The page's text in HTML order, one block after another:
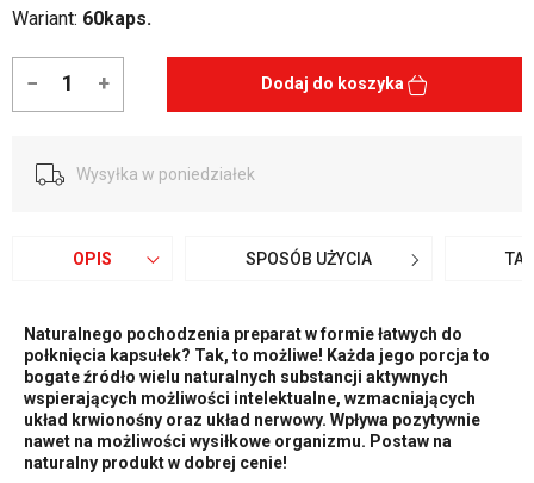
Wariant: 60kaps.
− + Dodaj do koszyka
Wysyłka w poniedziałek
OPIS SPOSÓB UŻYCIA
Naturalnego pochodzenia preparat w formie łatwych do
połknięcia kapsułek? Tak, to możliwe! Każda jego porcja to
bogate źródło wielu naturalnych substancji aktywnych
wspierających możliwości intelektualne, wzmacniających
układ krwionośny oraz układ nerwowy. Wpływa pozytywnie
nawet na możliwości wysiłkowe organizmu. Postaw na
naturalny produkt w dobrej cenie!